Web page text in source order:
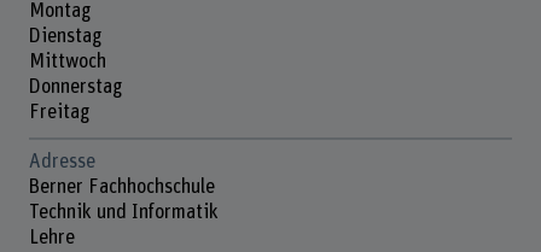
Montag
Dienstag
Mittwoch
Donnerstag
Freitag
Adresse
Berner Fachhochschule
Technik und Informatik
Lehre